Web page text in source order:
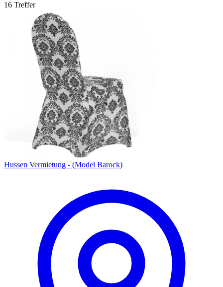
16 Treffer
Hussen Vermietung - (Model Barock)